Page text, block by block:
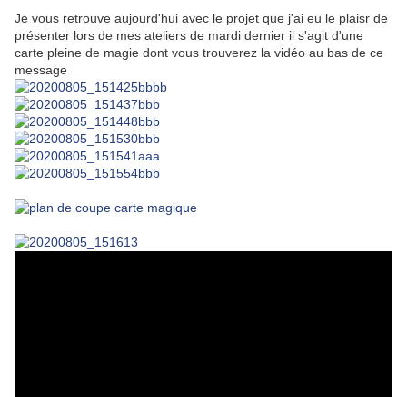
Je vous retrouve aujourd'hui avec le projet que j'ai eu le plaisr de
présenter lors de mes ateliers de mardi dernier il s'agit d'une
carte pleine de magie dont vous trouverez la vidéo au bas de ce
message